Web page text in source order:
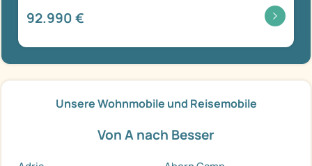
92.990 €
Unsere Wohnmobile und Reisemobile
Von A nach Besser